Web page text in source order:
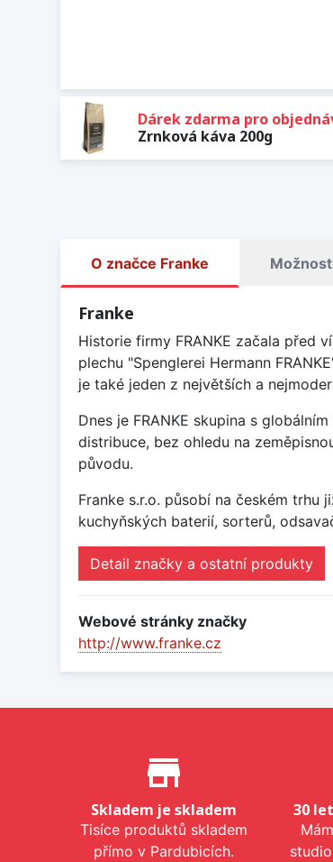
Dárek zdarma pro
Zrnková káva 200g
O značce Franke
Franke
Historie firmy FRANKE začala před
plechu "Spenglerei Hermann
je také jeden z největších a
Dnes je FRANKE skupina s
distribuce, bez ohledu na
původu.
Franke s.r.o. působí na českém
kuchyňských baterií, sorterů,
Detail značky a ostatní produkty
Webové stránky značky
http://www.franke.cz
Proč nakupovat u nás?
store_mall_directory
Skladem je skladem
Tisíce produktů skladem
přímo v Pardubicích.
30